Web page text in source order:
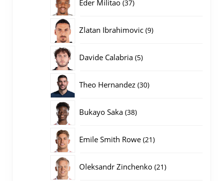
Eder Militao 37
Zlatan Ibrahimovic 99
Davide Calabria 55
Theo Hernandez 3030
Bukayo Saka 3838
Emile Smith Rowe 2121
Oleksandr Zinchenko 2121